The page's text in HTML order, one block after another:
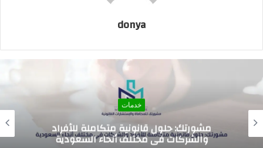
donya
خدمات
اسعار الرسوم الدراسيه للمدارس العالميه في
السعوديه 2026